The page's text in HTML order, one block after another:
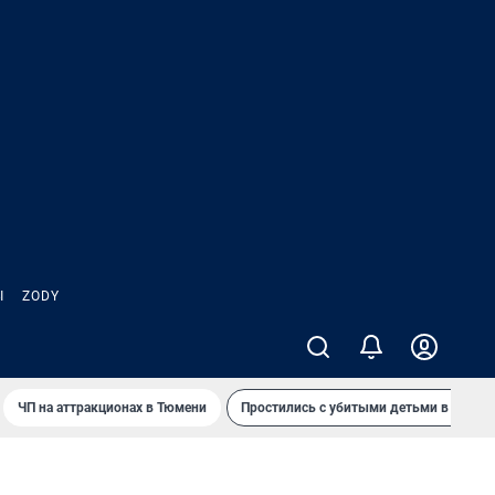
ZODY
ЧП на аттракционах в Тюмени Простились с убитыми детьми в